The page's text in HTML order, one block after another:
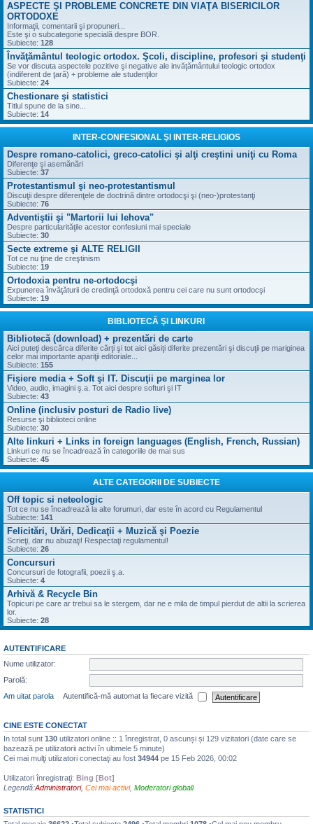
ASPECTE ŞI PROBLEME CONCRETE DIN VIAŢA BISERICILOR
ORTODOXE
Informaţii, comentarii şi propuneri...
Este şi o subcategorie specială despre BOR.
Subiecte: 128
Învăţământul teologic ortodox. Şcoli, discipline, profesori şi studenţi
Se vor discuta aspectele pozitive şi negative ale invăţământului teologic ortodox
(indiferent de ţară) + probleme ale studenţilor
Subiecte: 24
Chestionare şi statistici
Titlul spune de la sine...
Subiecte: 14
INTER-CONFESIONAL ŞI INTER-RELIGIOS
Despre romano-catolici, greco-catolici şi alţi creştini uniţi cu Roma
Diferenţe şi asemănări
Subiecte: 37
Protestantismul şi neo-protestantismul
Discuţii despre diferenţele de doctrină dintre ortodocşi şi (neo-)protestanţi
Subiecte: 76
Adventiştii şi "Martorii lui Iehova"
Despre particularităţile acestor confesiuni mai speciale
Subiecte: 30
Secte extreme şi ALTE RELIGII
Tot ce nu ţine de creştinism
Subiecte: 19
Ortodoxia pentru ne-ortodocşi
Expunerea învăţăturii de credinţă ortodoxă pentru cei care nu sunt ortodocşi
Subiecte: 19
BIBLIOTECĂ ŞI LINKURI
Bibliotecă (download) + prezentări de carte
Aici puteţi descărca diferite cărţi şi tot aici găsiţi diferite prezentări şi discuţii pe mariginea
celor mai importante apariţii editoriale...
Subiecte: 155
Fişiere media + Soft şi IT. Discuţii pe marginea lor
Video, audio, imagini ş.a. Tot aici despre softuri şi IT
Subiecte: 43
Online (inclusiv posturi de Radio live)
Resurse şi biblioteci online
Subiecte: 30
Alte linkuri + Links in foreign languages (English, French, Russian)
Linkuri ce nu se încadrează în categoriile de mai sus
Subiecte: 45
ALTE CATEGORII DE SUBIECTE
Off topic si neteologic
Tot ce nu se încadrează la alte forumuri, dar este în acord cu Regulamentul
Subiecte: 141
Felicitări, Urări, Dedicaţii + Muzică şi Poezie
Scrieţi, dar nu abuzaţi! Respectaţi regulamentul!
Subiecte: 26
Concursuri
Concursuri de fotografii, poezii ş.a.
Subiecte: 4
Arhivă & Recycle Bin
Topicuri pe care ar trebui sa le stergem, dar ne e mila de timpul pierdut de altii la scrierea
lor.
Subiecte: 28
AUTENTIFICARE
Nume utilizator:
Parolă:
Am uitat parola
Autentifică-mă automat la fiecare vizită
CINE ESTE CONECTAT
In total sunt 130 utilizatori online :: 1 înregistrat, 0 ascunși și 129 vizitatori (date care se
bazează pe utilizatorii activi în ultimele 5 minute)
Cei mai mulţi utilizatori conectaţi au fost 34944 pe 15 Feb 2026, 00:02
Utilizatori înregistraţi: Bing [Bot]
Legendă:Administratori, Cei mai activi, Moderatori globali
STATISTICI